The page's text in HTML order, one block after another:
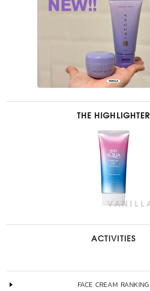
THE HIGHLIGHTER
ACTIVITIES
FACE CREAM RANKING